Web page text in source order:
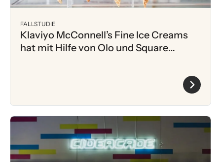
FALLSTUDIE
Klaviyo McConnell’s Fine Ice Creams
hat mit Hilfe von Olo und Square